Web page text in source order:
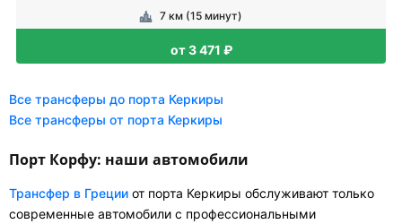
7 км (15 минут)
от 3 471 ₽
Все трансферы до порта Керкиры
Все трансферы от порта Керкиры
Порт Корфу: наши автомобили
Трансфер в Греции от порта Керкиры обслуживают только
современные автомобили с профессиональными